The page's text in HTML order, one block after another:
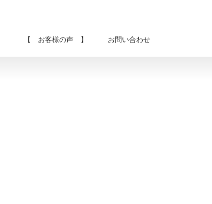
【 お客様の声 】 お問い合わせ